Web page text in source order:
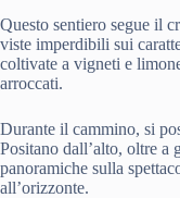
Questo sentiero segue il
viste imperdibili sui
coltivate a vigneti e
arroccati.
Durante il cammino, si
Positano dall’alto, oltre a
panoramiche sulla
all’orizzonte.